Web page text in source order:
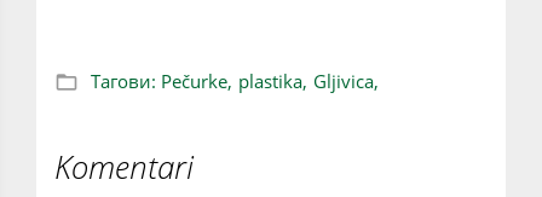
Тагови: Pečurke, plastika, Gljivica,
Komentari